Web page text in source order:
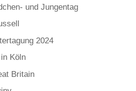
und Jungentag
2024
Köln
Britain